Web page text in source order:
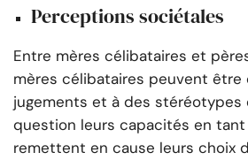
Perceptions sociétales
Entre mères célibataires et
mères célibataires peuvent être
jugements et à des
question leurs capacités en
remettent en cause leurs choix